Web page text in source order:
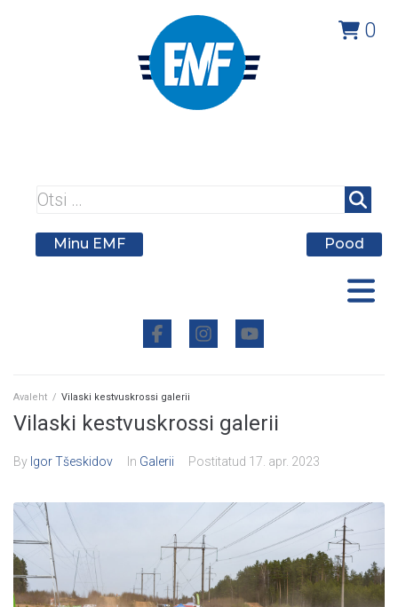
0
Minu EMF Pood
Avaleht / Vilaski kestvuskrossi galerii
Vilaski kestvuskrossi galerii
By Igor Tšeskidov In Galerii Postitatud 17. apr. 2023